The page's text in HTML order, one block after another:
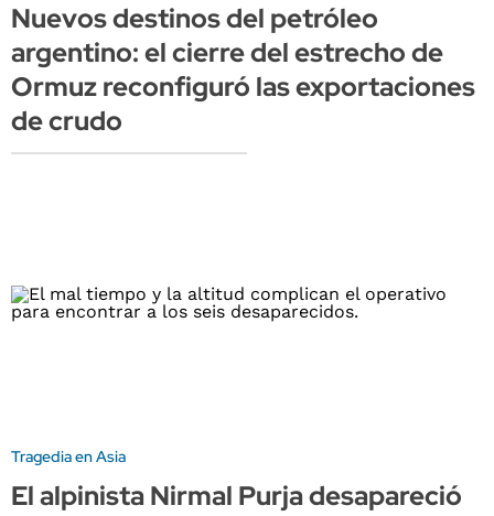
Nuevos destinos del petróleo
argentino: el cierre del estrecho de
Ormuz reconfiguró las exportaciones
de crudo
Tragedia en Asia
El alpinista Nirmal Purja desapareció